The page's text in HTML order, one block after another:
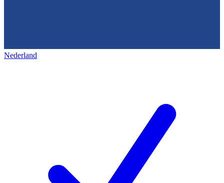
Nederland